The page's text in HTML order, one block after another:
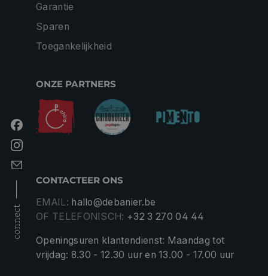
connect
Garantie
Sparen
Toegankelijkheid
ONZE PARTNERS
CONTACTEER ONS
EMAIL: hallo@debanier.be
OF TELEFONISCH: +32 3 270 04 44
Openingsuren klantendienst: Maandag tot
vrijdag: 8.30 - 12.30 uur en 13.00 - 17.00 uur